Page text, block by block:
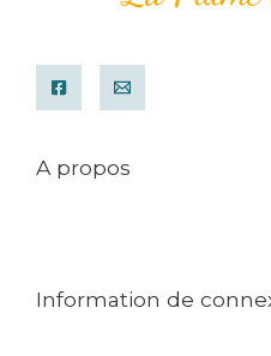
A propos
Information de